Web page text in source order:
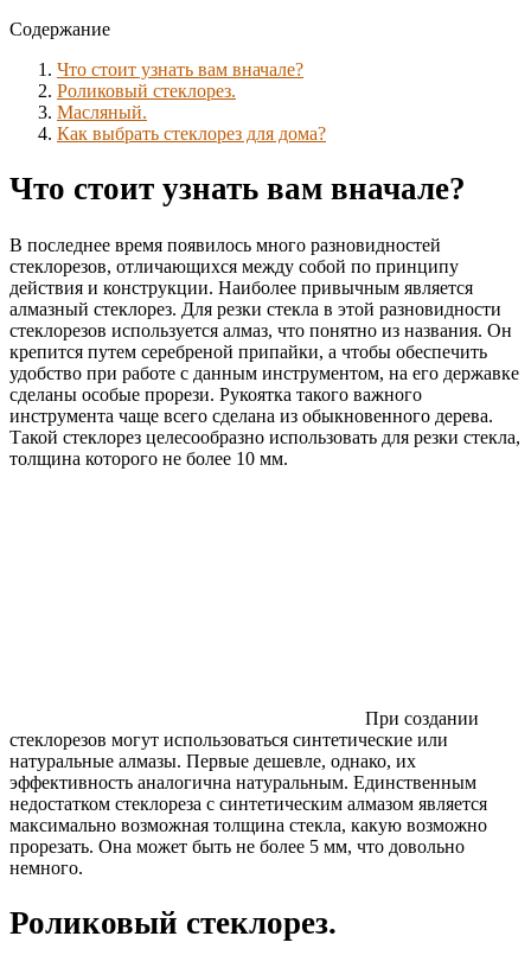
Содержание
Что стоит узнать вам вначале?
Роликовый стеклорез.
Масляный.
Как выбрать стеклорез для дома?
Что стоит узнать вам вначале?
В последнее время появилось много разновидностей
стеклорезов, отличающихся между собой по принципу
действия и конструкции. Наиболее привычным является
алмазный стеклорез. Для резки стекла в этой разновидности
стеклорезов используется алмаз, что понятно из названия. Он
крепится путем серебреной припайки, а чтобы обеспечить
удобство при работе с данным инструментом, на его державке
сделаны особые прорези. Рукоятка такого важного
инструмента чаще всего сделана из обыкновенного дерева.
Такой стеклорез целесообразно использовать для резки стекла,
толщина которого не более 10 мм.
При создании
стеклорезов могут использоваться синтетические или
натуральные алмазы. Первые дешевле, однако, их
эффективность аналогична натуральным. Единственным
недостатком стеклореза с синтетическим алмазом является
максимально возможная толщина стекла, какую возможно
прорезать. Она может быть не более 5 мм, что довольно
немного.
Роликовый стеклорез.